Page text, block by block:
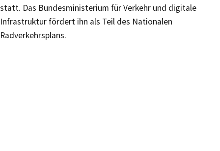
statt. Das Bundesministerium für Verkehr und digitale
Infrastruktur fördert ihn als Teil des Nationalen
Radverkehrsplans.